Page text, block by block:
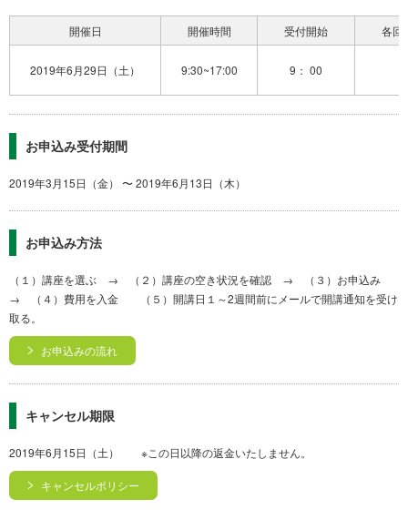
開催日 開催時間 受付開始 各回
2019年6月29日（土） 9:30~17:00 9： 00
お申込み受付期間
2019年3月15日（金） 〜 2019年6月13日（木）
お申込み方法
（１）講座を選ぶ → （２）講座の空き状況を確認 → （３）お申込み
→ （４）費用を入金 （５）開講日１～2週間前にメールで開講通知を受け
取る。
お申込みの流れ
キャンセル期限
2019年6月15日（土） ※この日以降の返金いたしません。
キャンセルポリシー